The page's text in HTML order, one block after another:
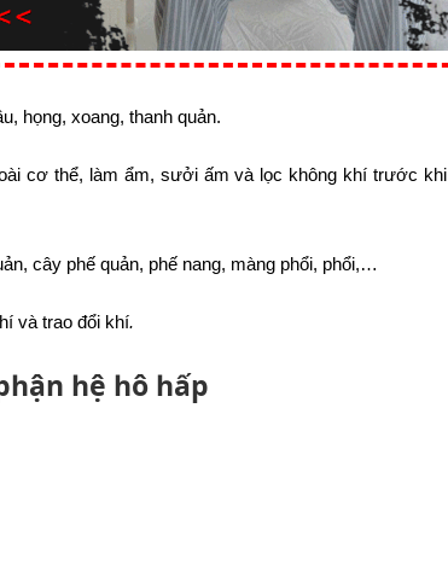
họng, xoang, thanh quản.
cơ thể, làm ẩm, sưởi ấm và lọc không khí trước khi
cây phế quản, phế nang, màng phổi, phổi,…
và trao đổi khí.
hệ hô hấp